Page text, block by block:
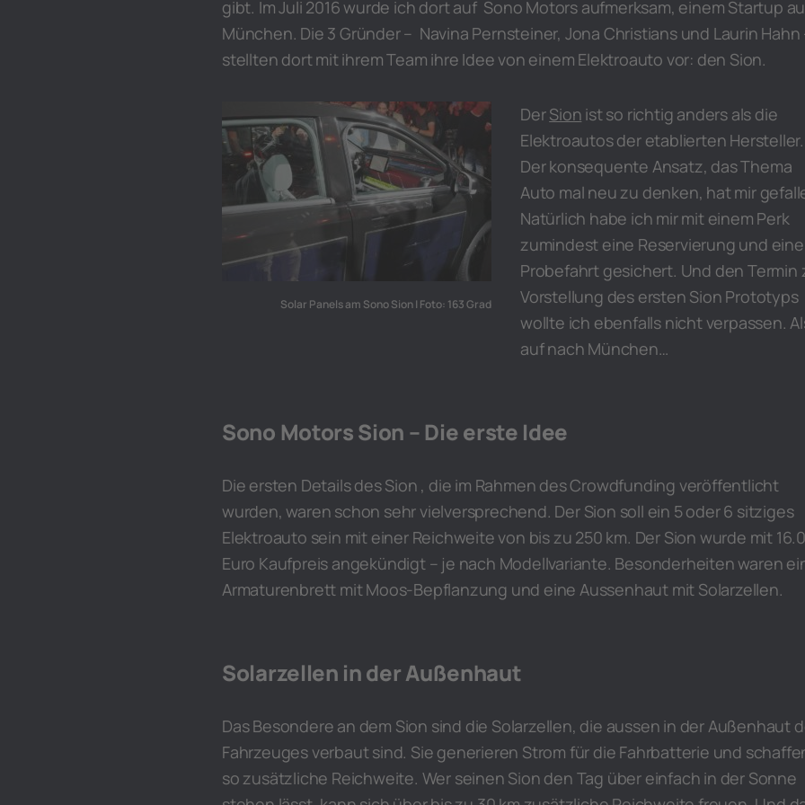
gibt. Im Juli 2016 wurde ich dort auf Sono Motors aufmerksam, einem Startup
München. Die 3 Gründer – Navina Pernsteiner, Jona Christians und Laurin Hahn
stellten dort mit ihrem Team ihre Idee von einem Elektroauto vor: den Sion.
Solar Panels am Sono Sion | Foto: 163 Grad
DerSion ist so richtig anders als die
Elektroautos der etablierten Hersteller.
Der konsequente Ansatz, das Thema
Auto mal neu zu denken, hat mir
Natürlich habe ich mir mit einem Perk
zumindest eine Reservierung und eine
Probefahrt gesichert. Und den Termin
Vorstellung des ersten Sion Prototyps
wollte ich ebenfalls nicht verpassen.
auf nach München…
Sono Motors Sion – Die erste Idee
Die ersten Details des Sion , die im Rahmen des Crowdfunding veröffentlicht
wurden, waren schon sehr vielversprechend. Der Sion soll ein 5 oder 6 sitziges
Elektroauto sein mit einer Reichweite von bis zu 250 km. Der Sion wurde mit
Euro Kaufpreis angekündigt – je nach Modellvariante. Besonderheiten waren
Armaturenbrett mit Moos-Bepflanzung und eine Aussenhaut mit Solarzellen.
Solarzellen in der Außenhaut
Das Besondere an dem Sion sind die Solarzellen, die aussen in der Außenhaut
Fahrzeuges verbaut sind. Sie generieren Strom für die Fahrbatterie und
so zusätzliche Reichweite. Wer seinen Sion den Tag über einfach in der Sonne